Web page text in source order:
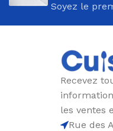
Soyez le
Recevez
les ventes
Rue des